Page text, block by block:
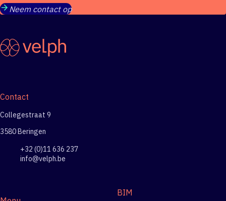
Neem contact op
Contact
Collegestraat 9
3580 Beringen
+32 (0)11 636 237
info@velph.be
BIM